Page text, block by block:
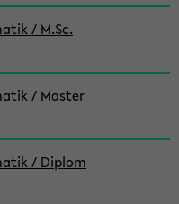
/ M.Sc.
/ Master
/ Diplom